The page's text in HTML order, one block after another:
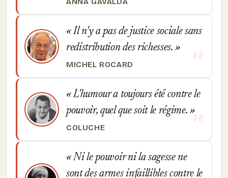
Il n'y a pas de justice sociale sans
redistribution des richesses.
MICHEL ROCARD
L'humour a toujours été contre le
pouvoir, quel que soit le régime.
COLUCHE
Ni le pouvoir ni la sagesse ne
sont des armes infaillibles contre le